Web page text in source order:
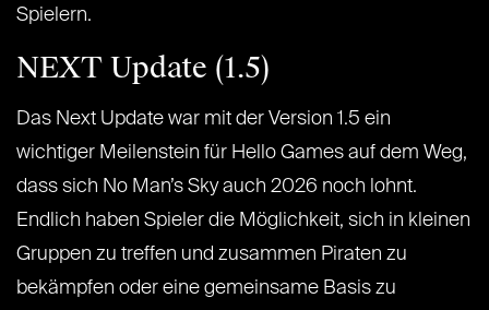
Spielern.
NEXT Update (1.5)
Das Next Update war mit der Version 1.5 ein
wichtiger Meilenstein für Hello Games auf dem Weg,
dass sich No Man’s Sky auch 2026 noch lohnt.
Endlich haben Spieler die Möglichkeit, sich in kleinen
Gruppen zu treffen und zusammen Piraten zu
bekämpfen oder eine gemeinsame Basis zu